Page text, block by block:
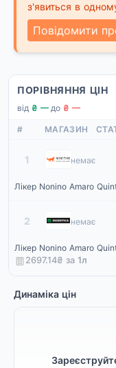
з'явиться в
Повідомити
ПОРІВНЯННЯ ЦІН
від ₴ —·до ₴ —
# МАГАЗИН
1 Winetime
немає
Лікер Nonino Amaro
2 Rozetka
немає
Лікер Nonino Amaro
2697.14₴ за 1л
Динаміка цін